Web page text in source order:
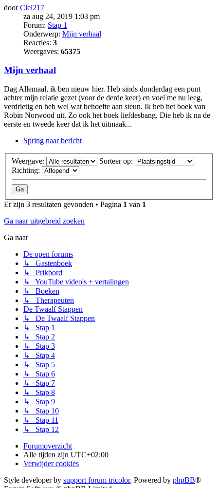
doorCiel217
za aug 24, 2019 1:03 pm
Forum: Stap 1
Onderwerp: Mijn verhaal
Reacties: 3
Weergaves: 65375
Mijn verhaal
Dag Allemaal, ik ben nieuw hier. Heb sinds donderdag een punt
achter mijn relatie gezet (voor de derde keer) en voel me nu leeg,
verdrietig en heb wel wat behoefte aan steun. Ik heb het boek van
Robin Norwood uit. Zo ook het boek liefdesbang. Die heb ik na de
eerste en tweede keer dat ik het uitmaak...
Spring naar bericht
Weergave:
Sorteer op:
Richting:
Er zijn 3 resultaten gevonden • Pagina 1 van 1
Ga naar uitgebreid zoeken
Ga naar
De open forums
↳ Gastenboek
↳ Prikbord
↳ YouTube video's + vertalingen
↳ Boeken
↳ Therapeuten
De Twaalf Stappen
↳ De Twaalf Stappen
↳ Stap 1
↳ Stap 2
↳ Stap 3
↳ Stap 4
↳ Stap 5
↳ Stap 6
↳ Stap 7
↳ Stap 8
↳ Stap 9
↳ Stap 10
↳ Stap 11
↳ Stap 12
Forumoverzicht
Alle tijden zijn UTC+02:00
Verwijder cookies
Style developer by support forum tricolor, Powered by phpBB®